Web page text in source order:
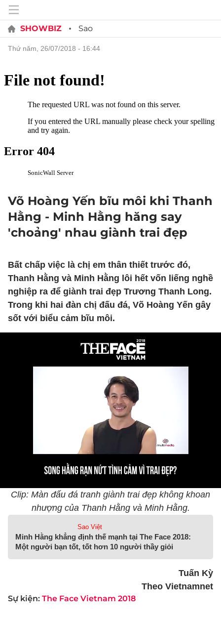
SHOWBIZ Sao
thứ năm, 26/07/2018 - 16:44
Võ Hoàng Yến bĩu môi khi Thanh
Hằng - Minh Hằng hăng say
'choảng' nhau giành trai đẹp
Sự kiện: The Face Vietnam 2018
Bất chấp việc là chị em thân thiết trước đó,
Thanh Hằng và Minh Hằng lôi hết vốn liếng nghề
nghiệp ra để giành trai đẹp Trương Thanh Long.
Trong khi hai đàn chị đấu đá, Võ Hoàng Yến gây
sốt với biểu cảm bĩu môi.
Clip: Màn đấu đá tranh giành trai đẹp không khoan
nhượng của Thanh Hằng và Minh Hằng.
Sao Việt
Minh Hằng khẳng định thế mạnh tại The Face 2018:
Một người bạn tốt, tốt hơn 10 người thầy giỏi
Tuấn Kỳ
Theo Vietnamnet